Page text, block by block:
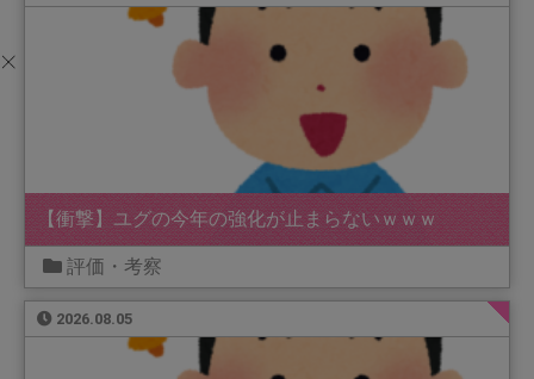
【衝撃】ユグの今年の強化が止まらないｗｗｗ
評価・考察
2026.08.05